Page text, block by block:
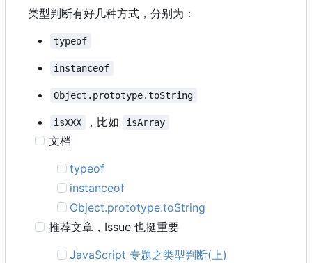
类型判断有好几种方式，分别为：
typeof
instanceof
Object.prototype.toString
isXXX ，比如 isArray
文档
typeof
instanceof
Object.prototype.toString
推荐文章 ， Issue 也挺重要
JavaScript 专题之类型判断(上)